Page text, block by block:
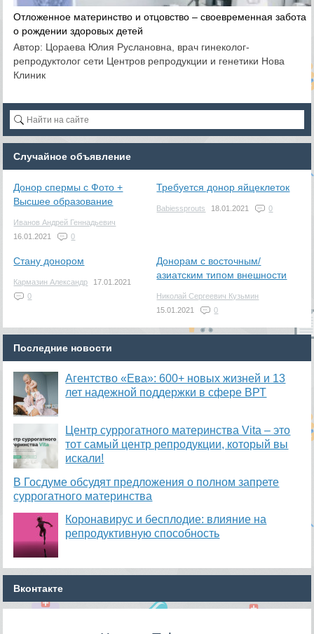
Отложенное материнство и отцовство – своевременная забота
о рождении здоровых детей
Автор: Цораева Юлия Руслановна, врач гинеколог-
репродуктолог сети Центров репродукции и генетики Нова
Клиник
Случайное объявление
Донор спермы с Фото +
Высшее образование
Иванов Андрей Геннадьевич
16.01.2021
0
Требуется донор яйцеклеток
Babiessprouts 18.01.2021 0
Стану донором
Кармазин Александр
17.01.2021
0
Донорам с восточным/
азиатским типом внешности
Николай Сергеевич Кузьмин
15.01.2021
0
Последние новости
Агентство «Ева»: 600+ новых жизней и 13
лет надежной поддержки в сфере ВРТ
​Центр суррогатного материнства Vita – это
тот самый центр репродукции, который вы
искали!
В Госдуме обсудят предложения о полном запрете
суррогатного материнства
Коронавирус и бесплодие: влияние на
репродуктивную способность
Вконтакте